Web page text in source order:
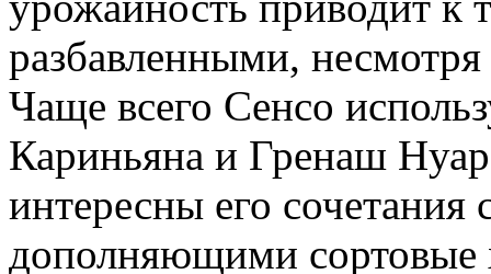
разбавленными,
Чаще всего Сенсо
Кариньяна и Гренаш
интересны его
дополняющими сортовые